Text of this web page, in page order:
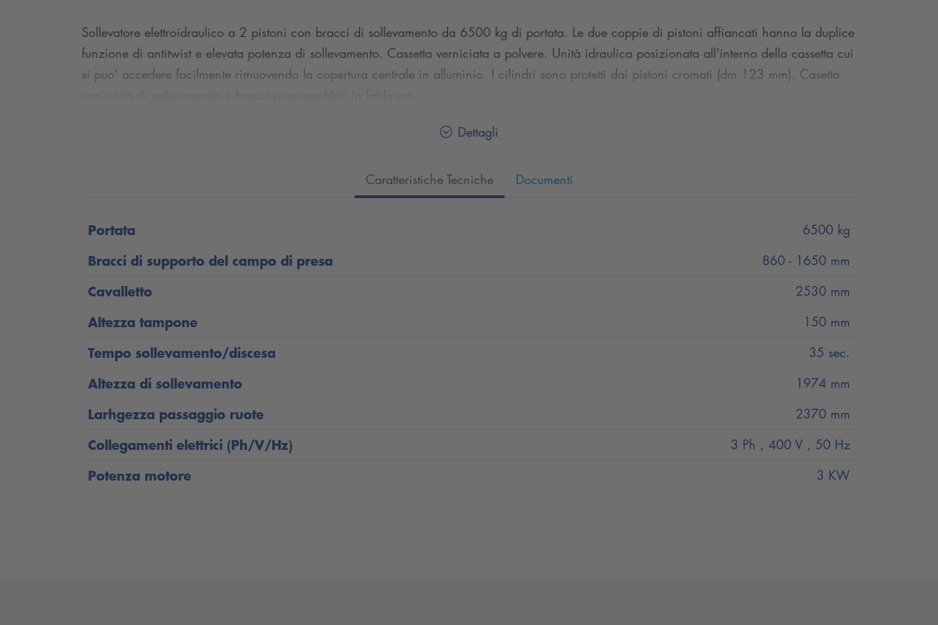
Sollevatore elettroidraulico a 2 pistoni con bracci di sollevamento da 6500 kg di portata. Le due coppie di pistoni affiancati hanno la duplice
funzione di antitwist e elevata potenza di sollevamento. Cassetta verniciata a polvere. Unità idraulica posizionata all'interno della cassetta cui
si puo' accedere facilmente rimuovendo la copertura centrale in alluminio. I cilindri sono protetti dai pistoni cromati (dm 123 mm). Casetta
Dettagli
Caratteristiche Tecniche Documenti
Portata 6500 kg
Bracci di supporto del campo di presa 860 - 1650 mm
Cavalletto 2530 mm
Altezza tampone 150 mm
Tempo sollevamento/discesa 35 sec.
Altezza di sollevamento 1974 mm
Larhgezza passaggio ruote 2370 mm
Collegamenti elettrici (Ph/V/Hz) 3 Ph , 400 V , 50 Hz
Potenza motore 3 KW